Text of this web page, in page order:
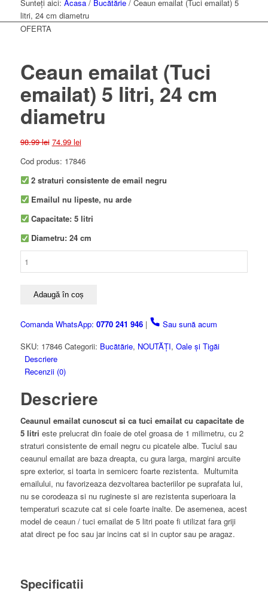
Sunteți aici: Acasa / Bucătărie / Ceaun emailat (Tuci emailat) 5
litri, 24 cm diametru
OFERTA
Ceaun emailat (Tuci
emailat) 5 litri, 24 cm
diametru
98.99lei Prețul
a
fost:
74.99 leiPrețul
este:
74.99 lei.
Cod produs: 17846
2 straturi consistente de email negru
Emailul nu lipeste, nu arde
Capacitate: 5 litri
Diametru: 24 cm
(Tuci
5
24
cm
diametru
Adaugă în coș
Comanda WhatsApp: 0770 241 946 |
Sau sună acum
SKU: 17846 Categorii: Bucătărie, NOUTĂȚI, Oale și Tigăi
Descriere
Recenzii (0)
Descriere
Ceaunul emailat cunoscut si ca tuci emailat cu capacitate de
5 litri este prelucrat din foaie de otel groasa de 1 milimetru, cu 2
straturi consistente de email negru cu picatele albe. Tuciul sau
ceaunul emailat are baza dreapta, cu gura larga, margini arcuite
spre exterior, si toarta in semicerc foarte rezistenta. Multumita
emailului, nu favorizeaza dezvoltarea bacteriilor pe suprafata lui,
nu se corodeaza si nu rugineste si are rezistenta superioara la
temperaturi scazute cat si cele foarte inalte. De asemenea, acest
model de ceaun / tuci emailat de 5 litri poate fi utilizat fara griji
atat direct pe foc sau jar incins cat si in cuptor sau pe aragaz.
Specificatii